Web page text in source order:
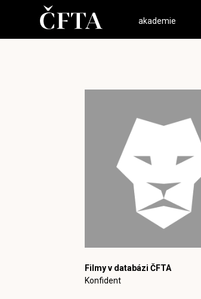
akademie
Filmy v databázi ČFTA
Konfident